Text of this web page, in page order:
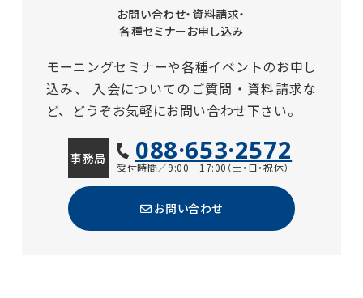
お問い合わせ・資料請求・
各種セミナーお申し込み
モーニングセミナーや各種イベントのお申し
込み、
入会についてのご質問・資料請求な
ど、どうぞお気軽にお問い合わせ下さい。
事務局 088·653·2572
受付時間／9:00－17:00（土・日・祝休）
お問い合わせ